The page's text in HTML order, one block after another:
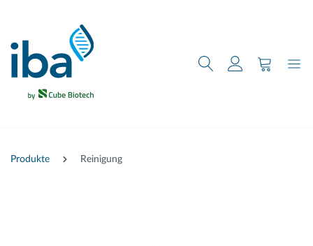
Produkte Reinigung